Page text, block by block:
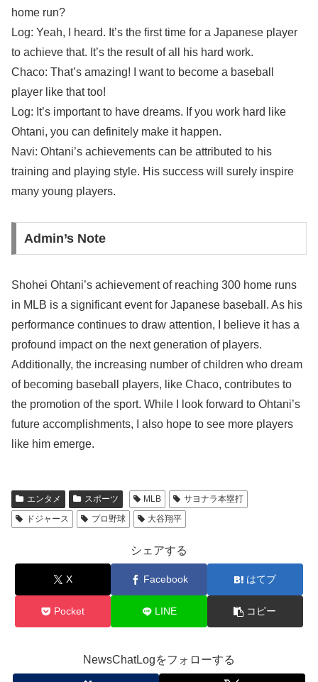
home run?
Log: Yeah, I heard. It’s the first time for a Japanese player
to achieve that. It’s the result of all his hard work.
Chaco: That’s amazing! I want to become a baseball
player like that too!
Log: It’s important to have dreams. If you work hard like
Ohtani, you can definitely make it happen.
Navi: Ohtani’s achievements can be attributed to his
training and playing style. His success will surely inspire
many young players.
Admin’s Note
Shohei Ohtani’s achievement of reaching 300 home runs
in MLB is a significant event for Japanese baseball. As his
performance continues to draw attention, I believe it has a
profound impact on the next generation of players.
Additionally, the increasing number of children who dream
of becoming baseball players, like Chaco, contributes to
the promotion of the sport. While I look forward to Ohtani’s
future accomplishments, I also hope to see more players
like him emerge.
エンタメ スポーツ MLB
サヨナラ本塁打
ドジャース
プロ野球 大谷翔平
シェアする
X Facebook はてブ
Pocket LINE コピー
NewsChatLogをフォローする